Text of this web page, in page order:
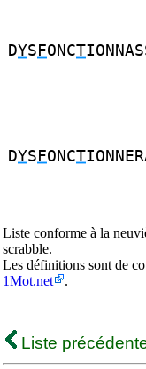
DYS FONCT
DYS FONCT
Liste conforme à la
scrabble.
Les définitions sont de
1Mot.net
.
Liste